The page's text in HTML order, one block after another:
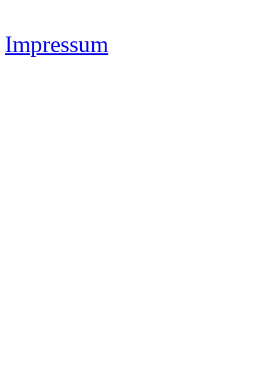
Impressum